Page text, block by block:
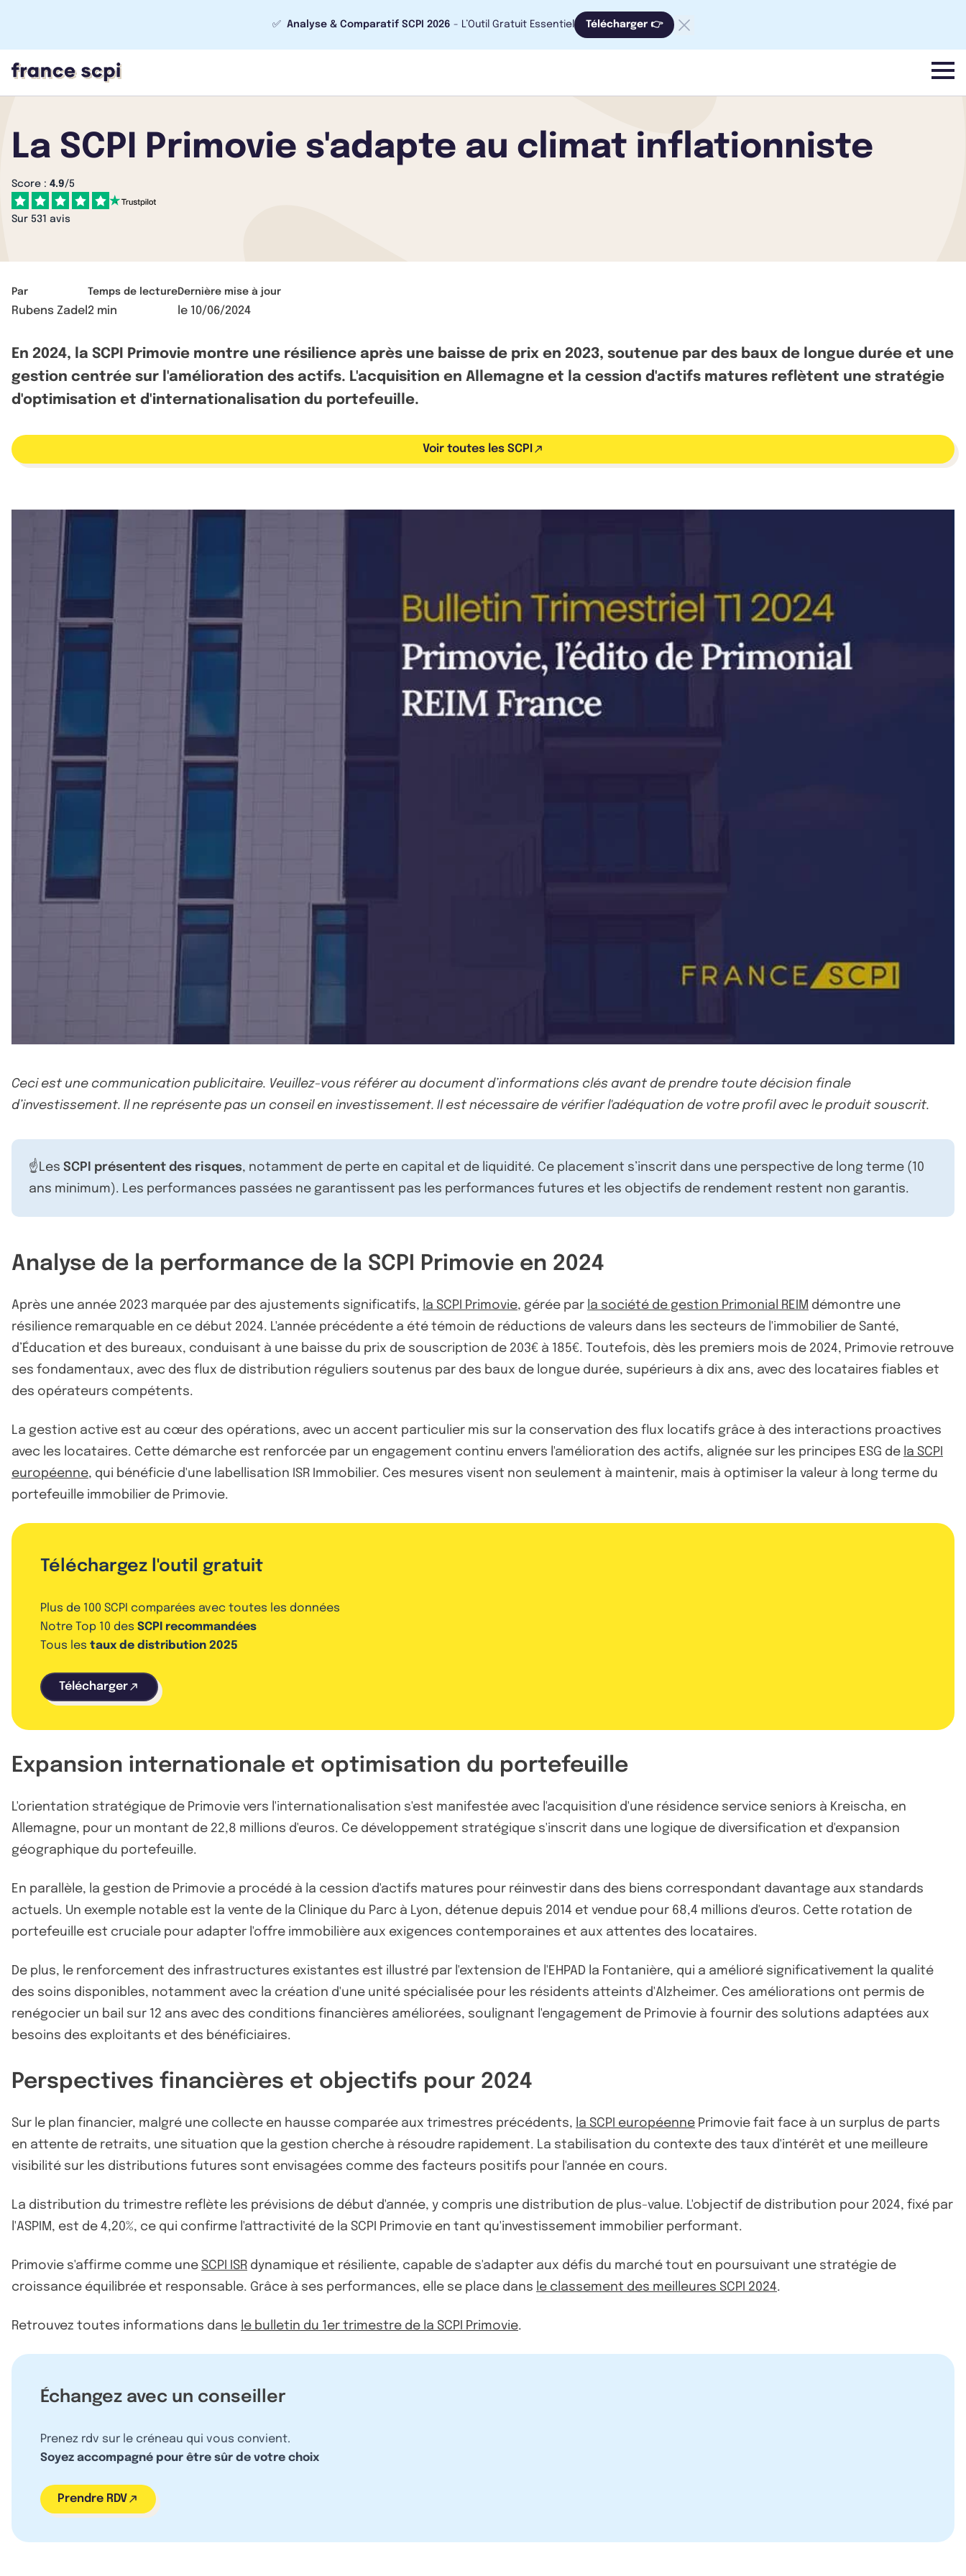
✅ Analyse & Comparatif SCPI 2026 - L’Outil Gratuit Essentiel Télécharger 👉
menu
La SCPI Primovie s'adapte au climat inflationniste
Score : 4.9/5
Sur 531 avis
Par
Rubens Zadel
Temps de lecture
2 min
Dernière mise à jour
le 10/06/2024
En 2024, la SCPI Primovie montre une résilience après une baisse de prix en 2023, soutenue par des baux de longue durée et une
gestion centrée sur l'amélioration des actifs. L'acquisition en Allemagne et la cession d'actifs matures reflètent une stratégie
d'optimisation et d'internationalisation du portefeuille.
Voir toutes les SCPI
Ceci est une communication publicitaire. Veuillez-vous référer au document d’informations clés avant de prendre toute décision finale
d’investissement. Il ne représente pas un conseil en investissement. Il est nécessaire de vérifier l'adéquation de votre profil avec le produit souscrit.
☝️Les SCPI présentent des risques, notamment de perte en capital et de liquidité. Ce placement s’inscrit dans une perspective de long terme (10
ans minimum). Les performances passées ne garantissent pas les performances futures et les objectifs de rendement restent non garantis.
Analyse de la performance de la SCPI Primovie en 2024
Après une année 2023 marquée par des ajustements significatifs, la SCPI Primovie, gérée par la société de gestion Primonial REIM démontre une
résilience remarquable en ce début 2024. L'année précédente a été témoin de réductions de valeurs dans les secteurs de l'immobilier de Santé,
d’Éducation et des bureaux, conduisant à une baisse du prix de souscription de 203€ à 185€. Toutefois, dès les premiers mois de 2024, Primovie retrouve
ses fondamentaux, avec des flux de distribution réguliers soutenus par des baux de longue durée, supérieurs à dix ans, avec des locataires fiables et
des opérateurs compétents.
La gestion active est au cœur des opérations, avec un accent particulier mis sur la conservation des flux locatifs grâce à des interactions proactives
avec les locataires. Cette démarche est renforcée par un engagement continu envers l'amélioration des actifs, alignée sur les principes ESG de la SCPI
européenne, qui bénéficie d'une labellisation ISR Immobilier. Ces mesures visent non seulement à maintenir, mais à optimiser la valeur à long terme du
portefeuille immobilier de Primovie.
Téléchargez l'outil gratuit
Plus de 100 SCPI comparées avec toutes les données
Notre Top 10 des SCPI recommandées
Tous les taux de distribution 2025
Télécharger
Expansion internationale et optimisation du portefeuille
L'orientation stratégique de Primovie vers l'internationalisation s'est manifestée avec l'acquisition d'une résidence service seniors à Kreischa, en
Allemagne, pour un montant de 22,8 millions d'euros. Ce développement stratégique s'inscrit dans une logique de diversification et d'expansion
géographique du portefeuille.
En parallèle, la gestion de Primovie a procédé à la cession d'actifs matures pour réinvestir dans des biens correspondant davantage aux standards
actuels. Un exemple notable est la vente de la Clinique du Parc à Lyon, détenue depuis 2014 et vendue pour 68,4 millions d'euros. Cette rotation de
portefeuille est cruciale pour adapter l'offre immobilière aux exigences contemporaines et aux attentes des locataires.
De plus, le renforcement des infrastructures existantes est illustré par l'extension de l'EHPAD la Fontanière, qui a amélioré significativement la qualité
des soins disponibles, notamment avec la création d'une unité spécialisée pour les résidents atteints d'Alzheimer. Ces améliorations ont permis de
renégocier un bail sur 12 ans avec des conditions financières améliorées, soulignant l'engagement de Primovie à fournir des solutions adaptées aux
besoins des exploitants et des bénéficiaires.
Perspectives financières et objectifs pour 2024
Sur le plan financier, malgré une collecte en hausse comparée aux trimestres précédents, la SCPI européenne Primovie fait face à un surplus de parts
en attente de retraits, une situation que la gestion cherche à résoudre rapidement. La stabilisation du contexte des taux d'intérêt et une meilleure
visibilité sur les distributions futures sont envisagées comme des facteurs positifs pour l'année en cours.
La distribution du trimestre reflète les prévisions de début d'année, y compris une distribution de plus-value. L'objectif de distribution pour 2024, fixé par
l'ASPIM, est de 4,20%, ce qui confirme l'attractivité de la SCPI Primovie en tant qu'investissement immobilier performant.
Primovie s'affirme comme une SCPI ISR dynamique et résiliente, capable de s'adapter aux défis du marché tout en poursuivant une stratégie de
croissance équilibrée et responsable. Grâce à ses performances, elle se place dans le classement des meilleures SCPI 2024.
Retrouvez toutes informations dans le bulletin du 1er trimestre de la SCPI Primovie.
Échangez avec un conseiller
Prenez rdv sur le créneau qui vous convient.
Soyez accompagné pour être sûr de votre choix
Prendre RDV